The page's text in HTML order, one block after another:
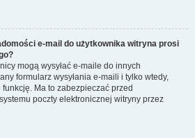
e-mail do użytkownika witryna prosi
mogą wysyłać e-maile do innych
formularz wysyłania e-maili i tylko wtedy,
funkcję. Ma to zabezpieczać przed
poczty elektronicznej witryny przez